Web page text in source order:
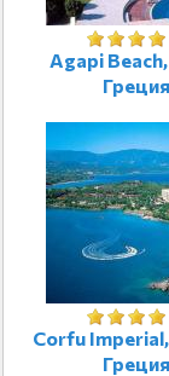
Agapi
Греция
Corfu
Греция